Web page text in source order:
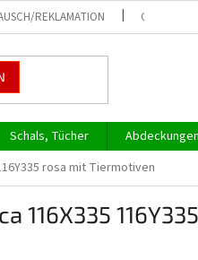
REKLAMATION
Schals, Tücher Abdeckungen
rosa mit Tiermotiven
116X335